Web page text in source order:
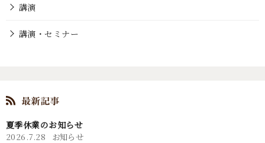
講演
講演・セミナー
2026.7.28 お知らせ
夏季休業のお知らせ